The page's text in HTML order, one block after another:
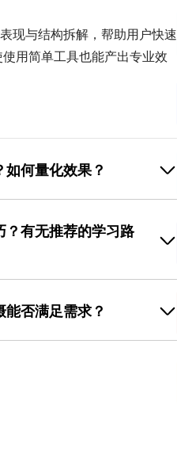
现与结构拆解，帮助用户快速
用简单工具也能产出专业效
何量化效果？
），观察7-14天内的点击
后，详情页停留时长增加
有无推荐的学习路
根据 用户反馈 优化设计，
否满足需求？